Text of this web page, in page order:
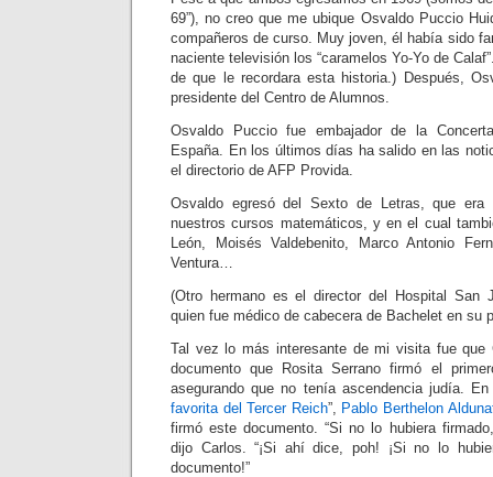
69”), no creo que me ubique Osvaldo Puccio
compañeros de curso. Muy joven, él había sido
naciente televisión los “caramelos Yo-Yo de
de que le recordara esta historia.) Después,
presidente del Centro de Alumnos.
Osvaldo Puccio fue embajador de la
España. En los últimos días ha salido en las
el directorio de AFP Provida.
Osvaldo egresó del Sexto de Letras, que era
nuestros cursos matemáticos, y en el cual
León, Moisés Valdebenito, Marco Antonio
Ventura…
(Otro hermano es el director del Hospital San
quien fue médico de cabecera de Bachelet en su
Tal vez lo más interesante de mi visita fue que
documento que Rosita Serrano firmó el
asegurando que no tenía ascendencia judía.
favorita del Tercer Reich”, Pablo Berthelon
firmó este documento. “Si no lo hubiera
dijo Carlos. “¡Si ahí dice, poh! ¡Si no lo
documento!”